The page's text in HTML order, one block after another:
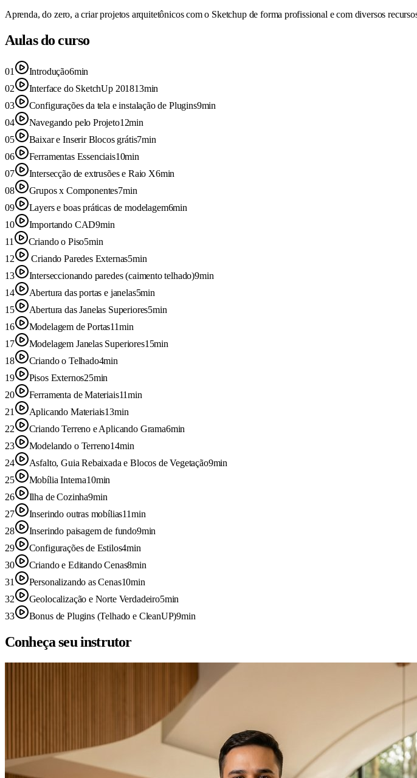
Aprenda, do zero, a criar projetos arquitetônicos com o Sketchup de forma profissional e com diversos
Aulas do curso
01 Introdução6min
02
Interface do SketchUp 201813min
03
Configurações da tela e instalação de Plugins9min
04
Navegando pelo Projeto12min
05
Baixar e Inserir Blocos grátis7min
06
Ferramentas Essenciais10min
07
Intersecção de extrusões e Raio X6min
08
Grupos x Componentes7min
09
Layers e boas práticas de modelagem6min
10
Importando CAD9min
11
Criando o Piso5min
12
Criando Paredes Externas5min
13
Interseccionando paredes (caimento telhado)9min
14
Abertura das portas e janelas5min
15
Abertura das Janelas Superiores5min
16
Modelagem de Portas11min
17
Modelagem Janelas Superiores15min
18
Criando o Telhado4min
19
Pisos Externos25min
20
Ferramenta de Materiais11min
21
Aplicando Materiais13min
22
Criando Terreno e Aplicando Grama6min
23
Modelando o Terreno14min
24
Asfalto, Guia Rebaixada e Blocos de Vegetação9min
25
Mobília Interna10min
26
Ilha de Cozinha9min
27
Inserindo outras mobílias11min
28
Inserindo paisagem de fundo9min
29
Configurações de Estilos4min
30
Criando e Editando Cenas8min
31
Personalizando as Cenas10min
32
Geolocalização e Norte Verdadeiro5min
33
Bonus de Plugins (Telhado e CleanUP)9min
Conheça seu instrutor